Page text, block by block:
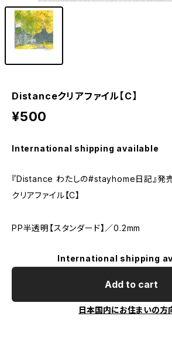
Distanceクリアファイル【C】
¥500
International shipping available
『Distance わたしの#stayhome日記』発
クリアファイル【C】
PP半透明【スタンダード】／0.2mm
International shipping
Add to cart
日本国内にお住まいの方